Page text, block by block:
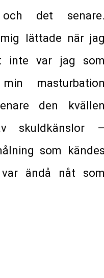
det
lättade när
inte var jag
den
skuldkänslor
som
ändå nåt